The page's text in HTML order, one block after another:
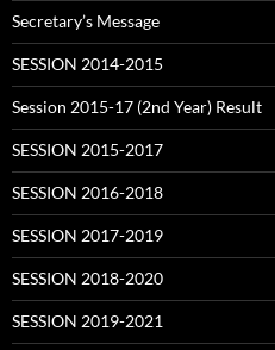
Secretary’s Message
SESSION 2014-2015
Session 2015-17 (2nd Year) Result
SESSION 2015-2017
SESSION 2016-2018
SESSION 2017-2019
SESSION 2018-2020
SESSION 2019-2021